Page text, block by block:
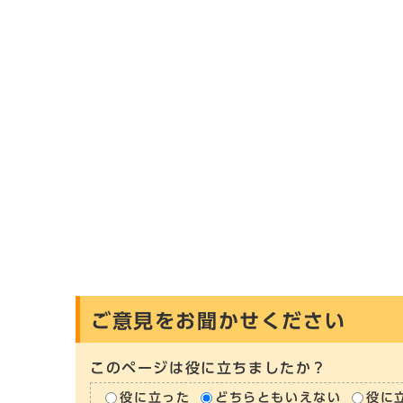
ご意見をお聞かせください
このページは役に立ちましたか？
役に立った どちらともいえない 役に